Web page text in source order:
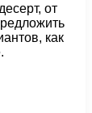
от
как